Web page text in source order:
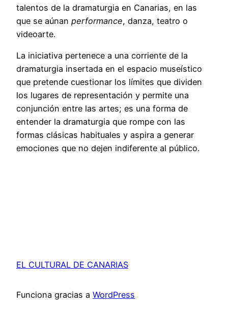
talentos de la dramaturgia en Canarias, en las
que se aúnan performance, danza, teatro o
videoarte.
La iniciativa pertenece a una corriente de la
dramaturgia insertada en el espacio museístico
que pretende cuestionar los límites que dividen
los lugares de representación y permite una
conjunción entre las artes; es una forma de
entender la dramaturgia que rompe con las
formas clásicas habituales y aspira a generar
emociones que no dejen indiferente al público.
EL CULTURAL DE CANARIAS
Funciona gracias a WordPress